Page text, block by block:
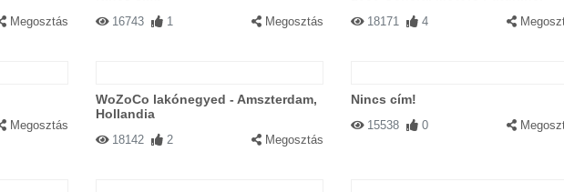
Megosztás 16743 1 Megosztás 18171 4
Megosztás
WoZoCo lakónegyed - Amszterdam,
Hollandia
18142 2 Megosztás
Nincs cím!
15538 0